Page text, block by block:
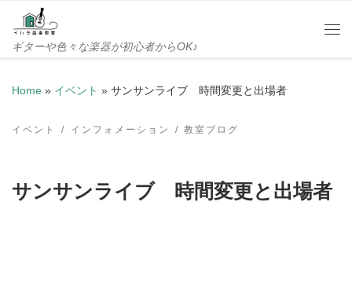
Skip to content
ギターや色々な楽器が初心者からOK♪
Home » イベント » サンサンライブ 時間変更と出場者
イベント インフォメーション 教室ブログ
サンサンライブ 時間変更と出場者